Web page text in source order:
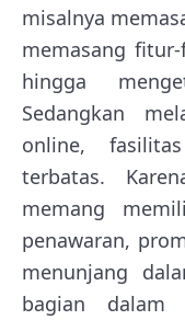
misalnya
memasang
hingga
Sedangkan
online,
terbatas.
memang
penawaran,
menunjang
bagian dalam